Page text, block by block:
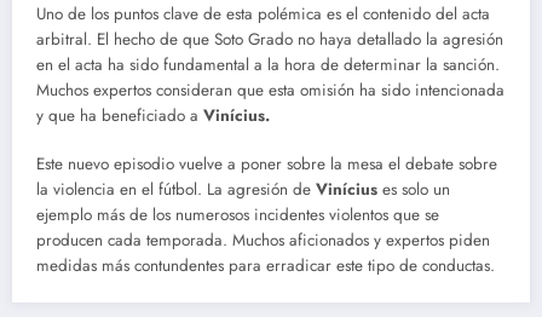
Uno de los puntos clave de esta polémica es el contenido del acta
arbitral. El hecho de que Soto Grado no haya detallado la agresión
en el acta ha sido fundamental a la hora de determinar la sanción.
Muchos expertos consideran que esta omisión ha sido intencionada
y que ha beneficiado a Vinícius.
Este nuevo episodio vuelve a poner sobre la mesa el debate sobre
la violencia en el fútbol. La agresión de Vinícius es solo un
ejemplo más de los numerosos incidentes violentos que se
producen cada temporada. Muchos aficionados y expertos piden
medidas más contundentes para erradicar este tipo de conductas.